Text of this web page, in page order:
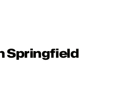
Springfield